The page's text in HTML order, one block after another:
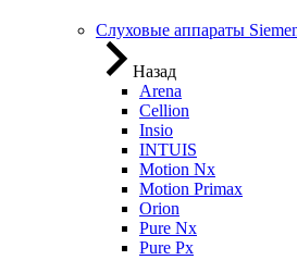
Слуховые аппараты
Назад
Arena
Cellion
Insio
INTUIS
Motion Nx
Motion Primax
Orion
Pure Nx
Pure Px